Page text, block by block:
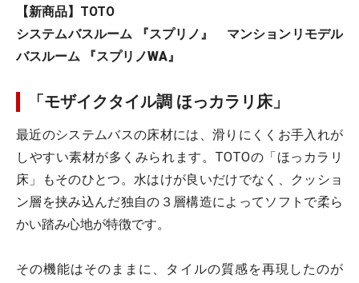
【新商品】TOTO
システムバスルーム 『スプリノ』 マンションリモデル
バスルーム 『スプリノWA』
「モザイクタイル調 ほっカラリ床」
最近のシステムバスの床材には、滑りにくくお手入れが
しやすい素材が多くみられます。TOTOの「ほっカラリ
床」もそのひとつ。水はけが良いだけでなく、クッショ
ン層を挟み込んだ独自の３層構造によってソフトで柔ら
かい踏み心地が特徴です。
その機能はそのままに、タイルの質感を再現したのが